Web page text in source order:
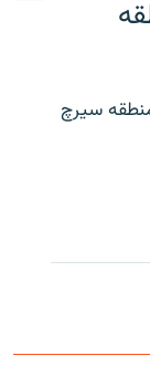
سیرچ